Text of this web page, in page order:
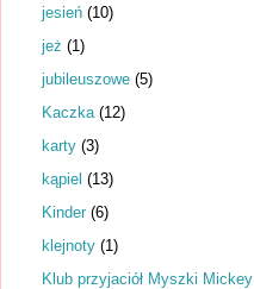
jesień (10)
jeż (1)
jubileuszowe (5)
Kaczka (12)
karty (3)
kąpiel (13)
Kinder (6)
klejnoty (1)
Klub przyjaciół Myszki Mickey